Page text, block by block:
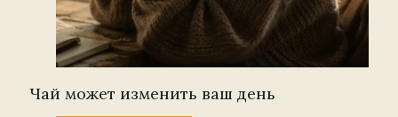
Чай может изменить ваш день